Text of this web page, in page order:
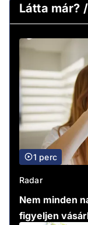
Látta már?
1 perc
Radar
Nem minden
figyeljen